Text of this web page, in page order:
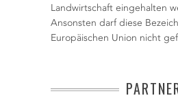
Landwirtschaft eingehalten
Ansonsten darf diese
Europäischen Union nicht